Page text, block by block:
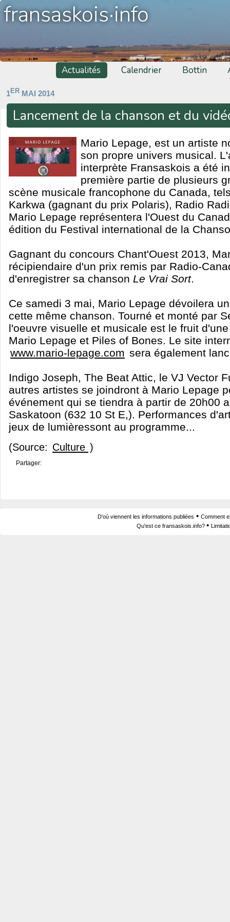
fransaskois·info
Actualités Calendrier Bottin
1ER MAI 2014
Lancement de la chanson et du
Mario Lepage, est un artiste
son propre univers musical.
interprète Fransaskois a été
première partie de plusieurs
scène musicale francophone du Canada,
Karkwa (gagnant du prix Polaris), Radio
Mario Lepage représentera l'Ouest du
édition du Festival international de la
Gagnant du concours Chant'Ouest 2013,
récipiendaire d'un prix remis par Radio-
d'enregistrer sa chanson Le Vrai Sort.
Ce samedi 3 mai, Mario Lepage dévoilera
cette même chanson. Tourné et monté par
l'oeuvre visuelle et musicale est le fruit
Mario Lepage et Piles of Bones. Le site
www.mario-lepage.com sera également
Indigo Joseph, The Beat Attic, le VJ Vector
autres artistes se joindront à Mario Lepage
événement qui se tiendra à partir de 20h00
Saskatoon (632 10 St E,). Performances
jeux de lumièressont au programme...
(Source: Culture )
Partager:
D'où viennent les informations publiées • Comment
Qu'est ce fransaskois.info? •